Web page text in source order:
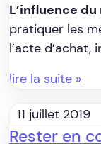
L’influence
pratiquer les
l’acte d’achat,
lire la suite »
11 juillet 2019
Rester en